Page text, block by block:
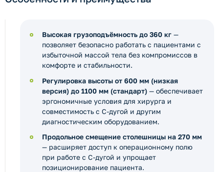
Высокая грузоподъёмность до 360 кг —
позволяет безопасно работать с пациентами с
избыточной массой тела без компромиссов в
комфорте и стабильности.
Регулировка высоты от 600 мм (низкая
версия) до 1100 мм (стандарт) — обеспечивает
эргономичные условия для хирурга и
совместимость с C-дугой и другим
диагностическим оборудованием.
Продольное смещение столешницы на 270 мм
— расширяет доступ к операционному полю
при работе с C-дугой и упрощает
позиционирование пациента.